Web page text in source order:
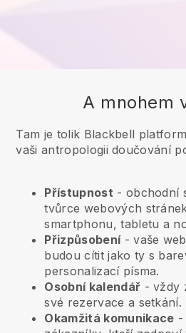
A mnohem
Tam je tolik Blackbell
vaši antropologii doučování
Přístupnost - obchodní
tvůrce webových
smartphonu, tabletu a
Přizpůsobení- vaše
budou cítit jako ty s
personalizací písma.
Osobní kalendář - vždy
své rezervace a setkání.
Okamžitá komunikace -